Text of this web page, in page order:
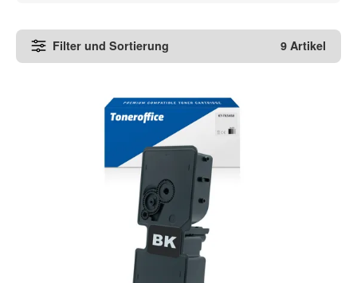
Filter und Sortierung 9 Artikel